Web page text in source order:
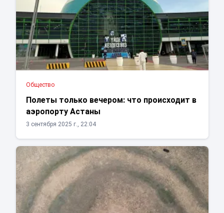
Общество
Полеты только вечером: что происходит в
аэропорту Астаны
3 сентября 2025 г., 22:04